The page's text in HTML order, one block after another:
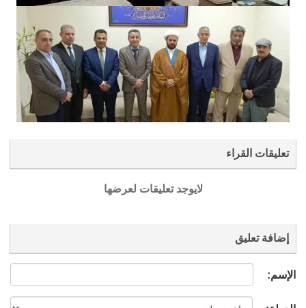
تعليقات القراء
لايوجد تعليقات لعرضها
إضافة تعليق
الإسم: